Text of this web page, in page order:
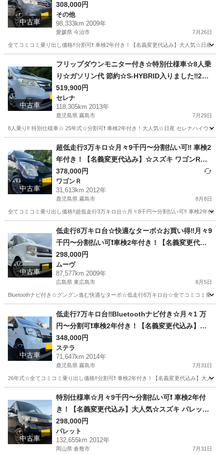
中古車
ハイウェイスター☆HDDナビ付き☆走行中DVD見
れます☆ETC付き☆電動スライドドア☆ドラレコ
付き☆スマートキー☆フルオートエアコン☆純正
308,000円
その他
98,333km 2009年
愛媛県 今治市 7月26日
全てコミコミ乗り出し価格‼️分割可❗️ 車検2年付き！【名義変更代込み】大人気☆日
その他 走行距離
中古車
フリップダウンモニター付き☆特別仕様車☆8人乗
り☆ガソリン代 節約☆S-HYBRID入りました‼️25
年式☆月々1.2万円〜分割払い可❗️車検2年付き！大
人気☆ニッサン セレナ☆フリップダウンモニター
付き☆Bluetooth対応ナビ☆走行中DVD見れます
ルミ☆☆車内広々三列シート‼️
519,900円
セレナ
118,305km 2013年
鹿児島県 霧島市 7月29日
8人乗り‼️ 特別仕様車☆ 25年式☆分割可❗️ 車検2年付き！大人気☆日産 セレナハイウ
セレナ Bluetooth
中古車
超低走行3万キロ☆月々9千円〜分割払い可‼️ 車検2
年付き！【名義変更代込み】☆スズキ ワゴンR☆B
luetoothナビ付き☆走行中DVD見れます☆プッシ
ュスタート☆ドライブレコーダー付きのフル装備
☆純正アルミホイール装着☆そのまま乗って帰れ
378,000円
ワゴンＲ
31,613km 2012年
鹿児島県 霧島市 8月8日
全てコミコミ乗り出し価格‼️超低走行3万キロ台☆月々8千円〜分割払い可‼️ 車検2年
ワゴンＲ ワゴンR
中古車
低走行8万キロ台☆快適なターボ☆お買い得‼️月々9
千円〜分割払い可❗️車検2年付き！【名義変更代込
み】車内広い！大人気☆ムーブコンテカスタム☆B
luetoothナビ付き☆走行中DVD見れます☆ETC付
き☆フルオートエアコン☆ドライブレコーダー付
298,000円
ムーヴ
87,577km 2009年
広島県 東広島市 8月5日
Bluetoothナビ付き☆グングン進む快適なターボ☆低走行8万キロ台☆全てコミコミ乗り
ムーヴ お買い得
中古車
低走行7万キロ台‼️Bluetoothナビ付き☆月々1 万
円〜分割可❗️車検2年付き！【名義変更代込み】大
人気☆スバル ステラ Lスマートアシスト☆Blueto
othナビ付き☆走行中DVD見れます☆ドライブレコ
ーダー付きのフル装備☆社外アルミ☆のまま乗っ
348,000円
ステラ
71,647km 2014年
鹿児島県 霧島市 7月31日
26年式☆全てコミコミ乗り出し価格‼️分割可❗️ 車検2年付き！【名義変更代込み】大
ステラ 走行距離
中古車
特別仕様車☆月々9千円〜分割払い可❗️ 車検2年付
き！【名義変更代込み】大人気☆スズキ パレット
SW☆Bluetoothナビ付き☆走行中DVD見れます☆
便利なバックカメラ付き☆ETC付き☆両側電動ス
ライドドア☆ドラレコ☆スマートキー☆フルオー
298,000円
パレット
132,655km 2012年
岡山県 倉敷市 7月31日